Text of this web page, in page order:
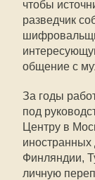
чтобы
разведчик
общение с
За годы
под
Центру в
Финляндии,
личную